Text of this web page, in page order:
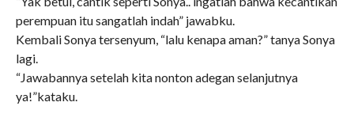
perempuan itu sangatlah indah” jawabku.
Kembali Sonya tersenyum, “lalu kenapa aman?” tanya Sonya
lagi.
“Jawabannya setelah kita nonton adegan selanjutnya
ya!”kataku.